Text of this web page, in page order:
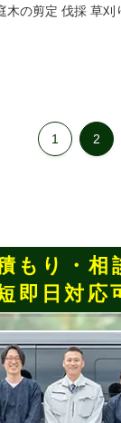
の剪定 伐採 草刈
1 2
もり・相
即日対応